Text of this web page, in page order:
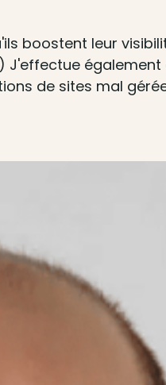
boostent leur
de sites mal